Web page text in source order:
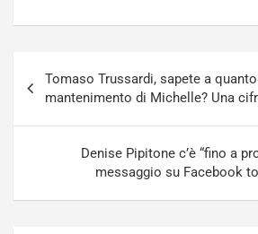
articoli
Tomaso Trussardi, sapete a
mantenimento di Michelle? Una
Denise Pipitone c’è “fino a
messaggio su Facebook